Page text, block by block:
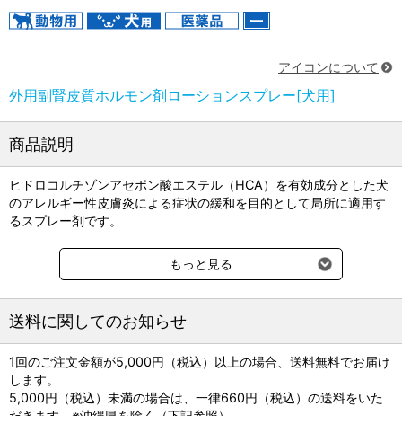
アイコンについて
外用副腎皮質ホルモン剤ローションスプレー[犬用]
商品説明
ヒドロコルチゾンアセポン酸エステル（HCA）を有効成分とした犬
のアレルギー性皮膚炎による症状の緩和を目的として局所に適用す
るスプレー剤です。
コルタバンスは犬のアレルギー性皮膚炎を適応症とする製剤とし
て、国内で初めてアンテドラッグ・ステロイドを含有しています。
※アンテドラッグとは、局所で作用を発現した後、速やかに分解さ
れ、全身性服作用の発現の可能性を低減することを目的に設計され
た薬剤を指します。
速乾性のあるローションタイプ。スプレー後の皮膚のべたつきがあ
りません。
もっと見る
送料に関してのお知らせ
1回のご注文金額が5,000円（税込）以上の場合、送料無料でお届け
します。
5,000円（税込）未満の場合は、一律660円（税込）の送料をいた
だきます。※沖縄県を除く（下記参照）